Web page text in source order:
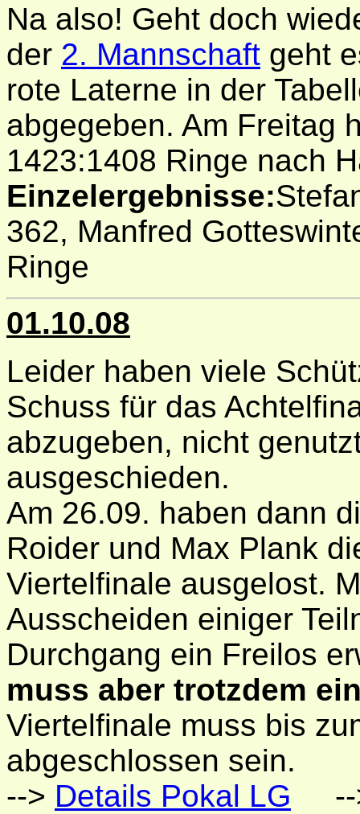
Na also! Geht doch
der 2. Mannschaft geht
rote Laterne in der
abgegeben. Am Freitag
1423:1408 Ringe nach
Einzelergebnisse:
362, Manfred
Ringe
01.10.08
Leider haben viele
Schuss für das
abzugeben, nicht
ausgeschieden.
Am 26.09. haben dann
Roider und Max Plank
Viertelfinale ausgelost.
Ausscheiden einiger
Durchgang ein Freilos
muss aber trotzdem
Viertelfinale muss bis
abgeschlossen sein.
--> Details Pokal LG --